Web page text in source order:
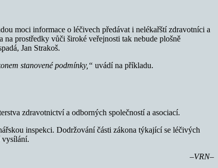
moci informace o léčivech předávat i nelékařští zdravotníci a
prostředky vůči široké veřejnosti tak nebude plošně
Jan Strakoš.
stanovené podmínky,“ uvádí na příkladu.
zdravotnictví a odborných společností a asociací.
inspekci. Dodržování části zákona týkající se léčivých
vysílání.
–VRN–